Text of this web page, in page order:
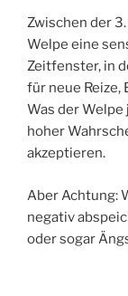
Zwischen der
Welpe eine
Zeitfenster, in
für neue Reize,
Was der
hoher
akzeptieren.
Aber Achtung:
negativ
oder sogar